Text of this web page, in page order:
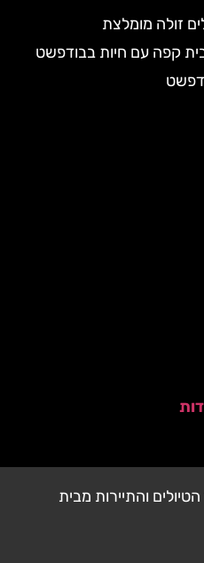
והתיירות מבית